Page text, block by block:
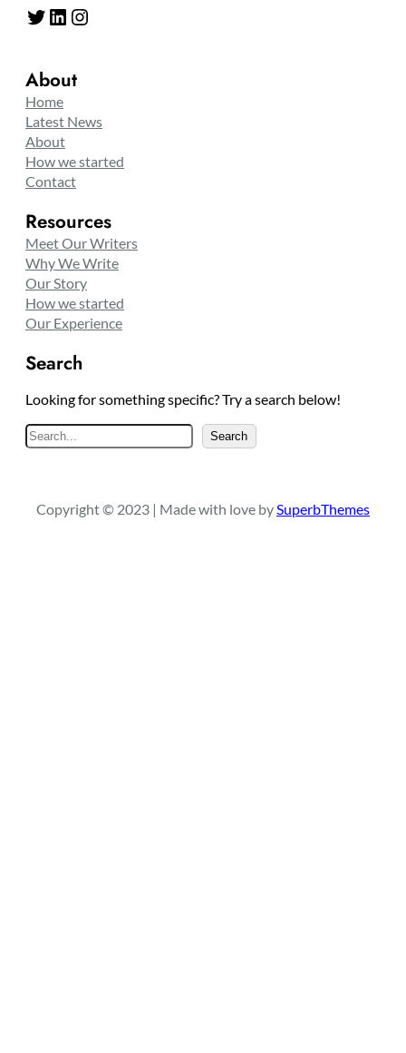
Twitter LinkedIn Instagram
About
Home
Latest News
About
How we started
Contact
Resources
Meet Our Writers
Why We Write
Our Story
How we started
Our Experience
Search
Looking for something specific? Try a search below!
S
e
c
Search
Copyright © 2023 | Made with love bySuperbThemes